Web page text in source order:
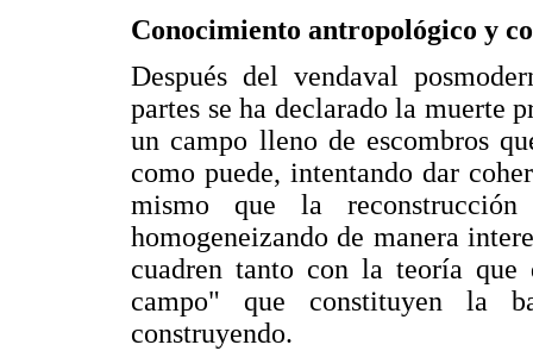
Conocimiento antropológico y
Después del vendaval
partes se ha declarado la muerte
un campo lleno de escombros
como puede, intentando dar
mismo que la
homogeneizando de manera
cuadren tanto con la teoría que
campo" que constituyen la
construyendo.